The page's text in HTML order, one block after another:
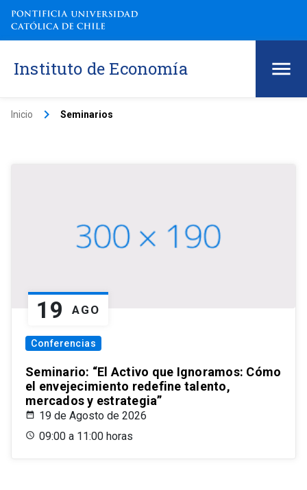
Instituto de Economía
Inicio keyboard_arrow_right Seminarios
19 AGO
Conferencias
Seminario: “El Activo que Ignoramos: Cómo
el envejecimiento redefine talento,
mercados y estrategia”
19 de Agosto de 2026
09:00 a 11:00 horas